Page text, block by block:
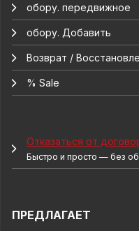
обору. передвижное
обору. Добавить
Возврат /
% Sale
Отказаться от
Быстро и просто — без
ПРЕДЛАГАЕТ